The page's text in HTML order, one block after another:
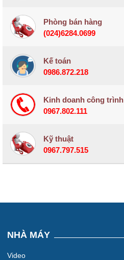
Phòng bán hàng
(024)6284.0699
Kế toán
0986.872.218
Kinh doanh công trình
0967.802.111
Kỹ thuật
0967.797.515
NHÀ MÁY
Video